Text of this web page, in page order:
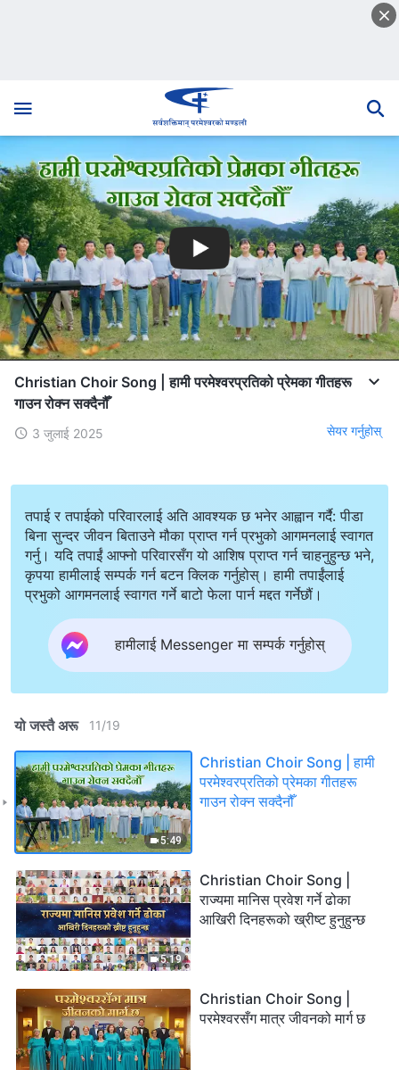
Christian Choir Song | हामी परमेश्‍वरप्रतिको प्रेमका गीतहरू
गाउन रोक्न सक्दैनौँ
3 जुलाई 2025 सेयर गर्नुहोस्
तपाई र तपाईको परिवारलाई अति आवश्यक छ भनेर आह्वान गर्दै: पीडा
बिना सुन्दर जीवन बिताउने मौका प्राप्त गर्न प्रभुको आगमनलाई स्वागत
गर्नु। यदि तपाईं आफ्नो परिवारसँग यो आशिष प्राप्त गर्न चाहनुहुन्छ भने,
कृपया हामीलाई सम्पर्क गर्न बटन क्लिक गर्नुहोस्। हामी तपाईंलाई
प्रभुको आगमनलाई स्वागत गर्ने बाटो फेला पार्न मद्दत गर्नेछौं।
हामीलाई Messenger मा सम्पर्क गर्नुहोस्
यो जस्तै अरू 11/19
5:49
Christian Choir Song | हामी
परमेश्‍वरप्रतिको प्रेमका गीतहरू
गाउन रोक्न सक्दैनौँ
5:19
Christian Choir Song |
राज्यमा मानिस प्रवेश गर्ने ढोका
आखिरी दिनहरूको ख्रीष्ट हुनुहुन्छ
Christian Choir Song |
परमेश्‍वरसँग मात्र जीवनको मार्ग छ